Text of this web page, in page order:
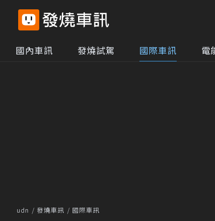
國內車訊 發燒試駕 國際車訊 電
udn 發燒車訊 國際車訊